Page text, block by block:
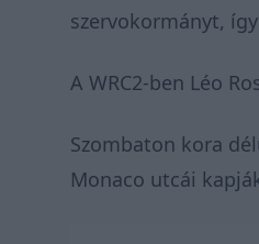
szervokormányt,
A WRC2-ben Léo
Szombaton kora
Monaco utcái